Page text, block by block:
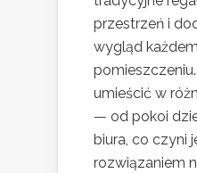
przestrzeń i
wygląd
umieścić w
— od pokoi
biura, co czyni
rozwiązaniem